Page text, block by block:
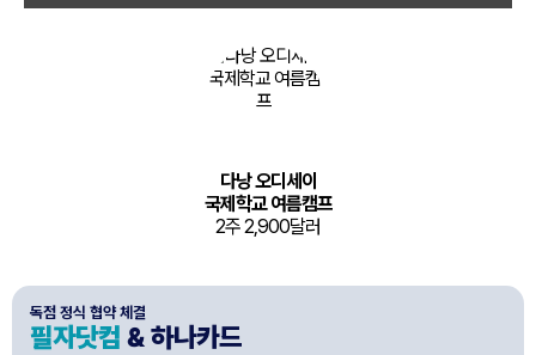
다낭 오디세이
국제학교 여름캠프
2주 2,900달러
필자닷컴 & 하나카드
독점 정식 협약 체결